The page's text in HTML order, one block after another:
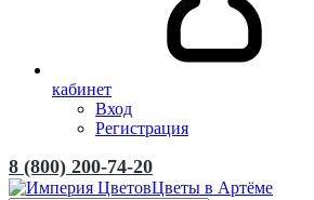
кабинет
Вход
Регистрация
8 (800) 200-74-20
Цветы в Артёме